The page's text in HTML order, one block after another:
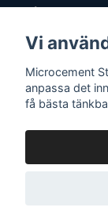
Microcement
Kundtjänst
Vi
Microcement
anpassa det
få bästa